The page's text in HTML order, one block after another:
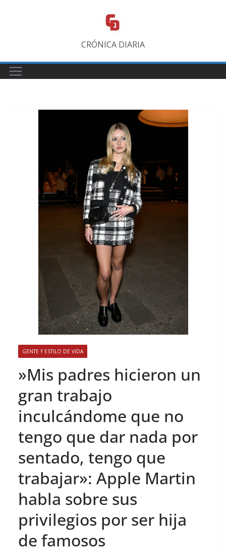
CRÓNICA DIARIA
GENTE Y ESTILO DE VIDA
​»Mis padres hicieron un
gran trabajo
inculcándome que no
tengo que dar nada por
sentado, tengo que
trabajar»: Apple Martin
habla sobre sus
privilegios por ser hija
de famosos